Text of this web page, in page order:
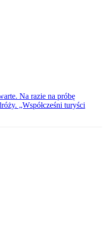
Na razie na próbę
„Współcześni turyści